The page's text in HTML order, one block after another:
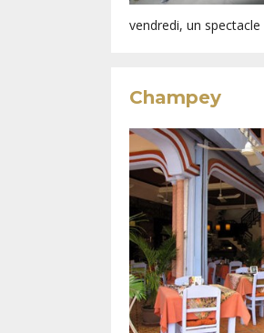
vendredi, un
Champey